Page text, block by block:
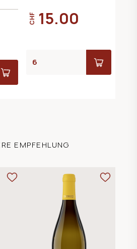
CHF 15.00
EMPFEHLUNG